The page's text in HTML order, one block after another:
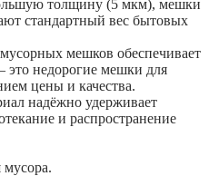
толщину (5 мкм), мешки
стандартный вес бытовых
мешков обеспечивает
это недорогие мешки для
цены и качества.
надёжно удерживает
и распространение